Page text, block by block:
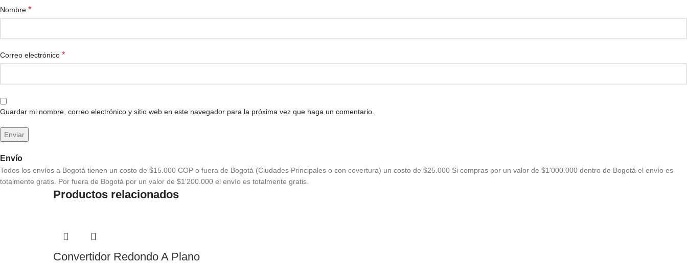
Nombre *
Correo electrónico *
Guardar mi nombre, correo electrónico y sitio web en este navegador para la próxima vez que haga un comentario.
Envío
Todos los envíos a Bogotá tienen un costo de $15.000 COP o fuera de Bogotá (Ciudades Principales o con covertura) un costo de $25.000 Si compras por un valor de $1'000.000 dentro de Bogotá el envío es
totalmente gratis. Por fuera de Bogotá por un valor de $1'200.000 el envío es totalmente gratis.
Productos relacionados
Convertidor Redondo A Plano